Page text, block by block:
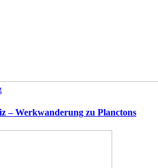
– Werkwanderung zu Planctons